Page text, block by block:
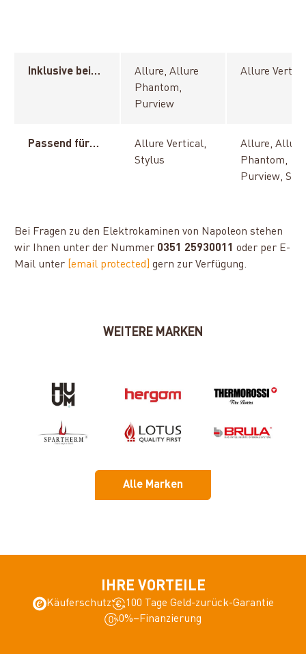
Inklusive bei…
Allure, Allure
Phantom,
Purview
Allure
Passend für…
Allure Vertical,
Stylus
Allure, Allure
Phantom,
Purview,
Bei Fragen zu den Elektrokaminen von Napoleon stehen
wir Ihnen unter der Nummer 0351 25930011 oder per E-
Mail unter [email protected] gern zur Verfügung.
WEITERE MARKEN
Alle Marken
IHRE VORTEILE
Käuferschutz
100 Tage Geld-zurück-Garantie
0%–Finanzierung